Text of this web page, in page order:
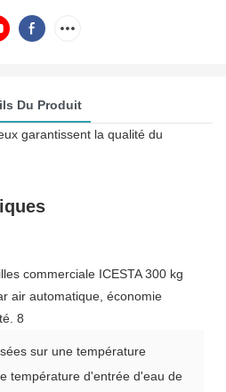
Du Produit
garantissent la qualité du
sur une température
température d'entrée d'eau de